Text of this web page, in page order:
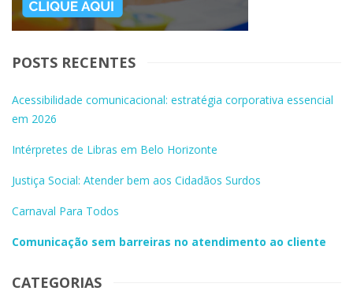
POSTS RECENTES
Acessibilidade comunicacional: estratégia corporativa essencial
em 2026
Intérpretes de Libras em Belo Horizonte
Justiça Social: Atender bem aos Cidadãos Surdos
Carnaval Para Todos
Comunicação sem barreiras no atendimento ao cliente
CATEGORIAS